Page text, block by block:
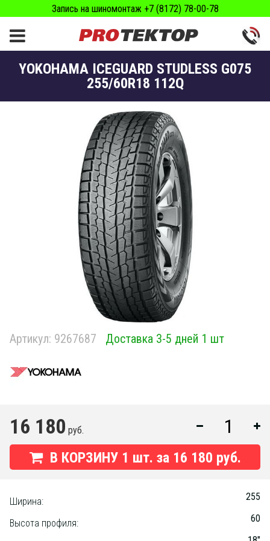
Запись на шиномонтаж +7 (8172) 78-00-78
YOKOHAMA ICEGUARD STUDLESS G075
255/60R18 112Q
Артикул: 9267687 Доставка 3-5 дней 1 шт
16 180 руб.
В КОРЗИНУ 1 шт. за 16 180 руб.
Ширина: 255
Высота профиля: 60